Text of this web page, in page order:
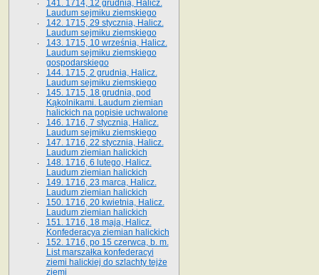
141. 1714, 12 grudnia, Halicz.
Laudum sejmiku ziemskiego
142. 1715, 29 stycznia, Halicz.
Laudum sejmiku ziemskiego
143. 1715, 10 września, Halicz.
Laudum sejmiku ziemskiego
gospodarskiego
144. 1715, 2 grudnia, Halicz.
Laudum sejmiku ziemskiego
145. 1715, 18 grudnia, pod
Kąkolnikami. Laudum ziemian
halickich na popisie uchwalone
146. 1716, 7 stycznia, Halicz.
Laudum sejmiku ziemskiego
147. 1716, 22 stycznia, Halicz.
Laudum ziemian halickich
148. 1716, 6 lutego, Halicz.
Laudum ziemian halickich
149. 1716, 23 marca, Halicz.
Laudum ziemian halickich
150. 1716, 20 kwietnia, Halicz.
Laudum ziemian halickich
151. 1716, 18 maja, Halicz.
Konfederacya ziemian halickich
152. 1716, po 15 czerwca, b. m.
List marszałka konfederacyi
ziemi halickiej do szlachty tejże
ziemi